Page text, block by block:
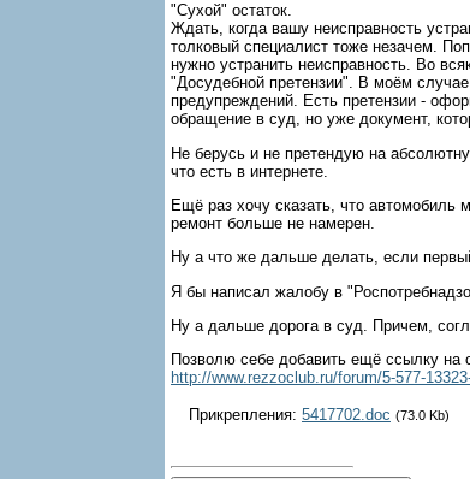
"Сухой" остаток.
Ждать, когда вашу неисправность
толковый специалист тоже незачем.
нужно устранить неисправность. Во
"Досудебной претензии". В моём
предупреждений. Есть претензии -
обращение в суд, но уже документ,
Не берусь и не претендую на
что есть в интернете.
Ещё раз хочу сказать, что автомобиль
ремонт больше не намерен.
Ну а что же дальше делать, если
Я бы написал жалобу в
Ну а дальше дорога в суд. Причем,
Позволю себе добавить ещё ссылку на
http://www.rezzoclub.ru/forum/5-577-
Прикрепления: 5417702.doc (73.0 Kb)